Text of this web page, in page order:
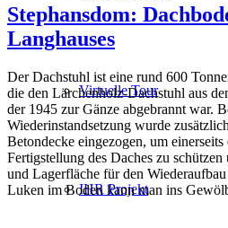
Virtuelle Tour
IHR Projekt
Stephansdom:
Langhauses
Der Dachstuhl ist eine rund 600
die den Lärchenholz-Dachstuhl aus
der 1945 zur Gänze abgebrannt war.
Wiederinstandsetzung wurde
Betondecke eingezogen, um
Fertigstellung des Daches zu
und Lagerfläche für den
Luken im Boden kann man ins